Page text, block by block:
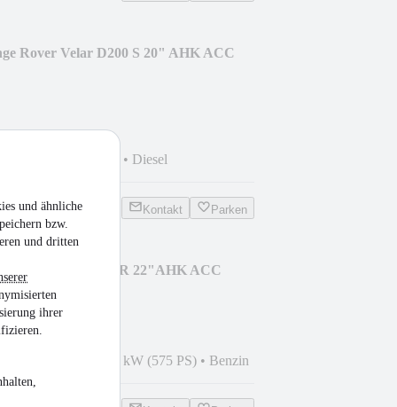
und ähnliche
bzw.
und dritten
ihrer
Rover Velar D200 S 20" AHK ACC
• Diesel
Kontakt Parken
Sport P575 SVR 22"AHK ACC
423 kW (575 PS) • Benzin